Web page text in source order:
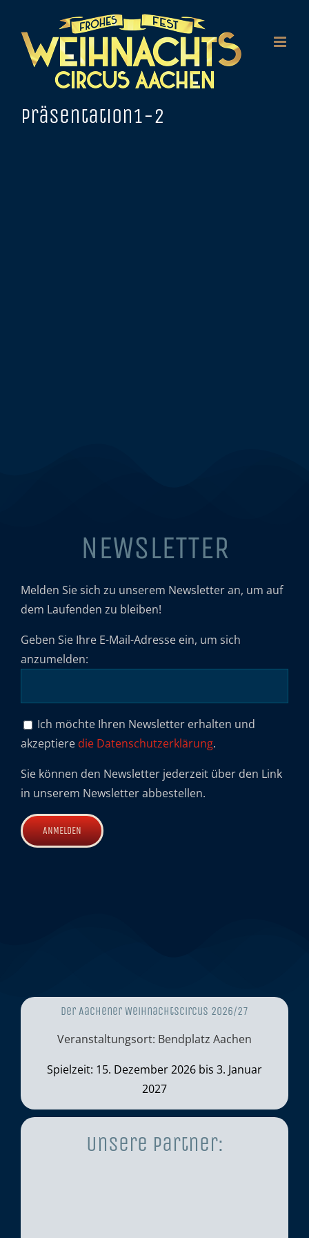
Inhalt
springen
Präsentation1-2
NEWSLETTER
Melden Sie sich zu unserem Newsletter an, um auf
dem Laufenden zu bleiben!
Geben Sie Ihre E-Mail-Adresse ein, um sich
anzumelden:
Ich möchte Ihren Newsletter erhalten und
akzeptiere die Datenschutzerklärung.
Sie können den Newsletter jederzeit über den Link
in unserem Newsletter abbestellen.
Der Aachener Weihnachtscircus 2026/27
Veranstaltungsort: Bendplatz Aachen
Spielzeit: 15. Dezember 2026 bis 3. Januar
2027
Unsere Partner: